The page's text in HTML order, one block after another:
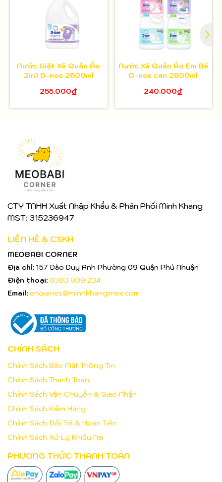
Nước Giặt Xả Quần Áo
2in1 D-nee 2600ml
255.000₫
Nước Xả Quần Áo Em Bé
D-nee can 2800ml
240.000₫
CTY TNHH Xuất Nhập Khẩu & Phân Phối Minh Khang
MST: 315236947
LIÊN HỆ & CSKH
MEOBABI CORNER
Địa chỉ: 157 Đào Duy Anh Phường 09 Quận Phú Nhuận
Điện thoại: 0383 909 234
Email: enquiries@minhkhangimex.com
CHÍNH SÁCH
Chính Sách Bảo Mật Thông Tin
Chính Sách Thanh Toán
Chính Sách Vận Chuyển & Giao Nhận
Chính Sách Kiểm Hàng
Chính Sách Đổi Trả & Hoàn Tiền
Chính Sách Xử Lý Khiếu Nại
PHƯƠNG THỨC THANH TOÁN